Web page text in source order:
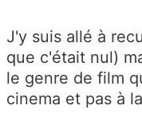
J'y suis allé à
que c'était nul)
le genre de film
cinema et pas à